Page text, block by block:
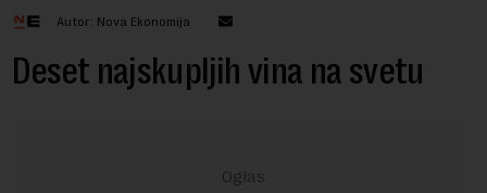
Autor: Nova Ekonomija
Deset najskupljih vina na svetu